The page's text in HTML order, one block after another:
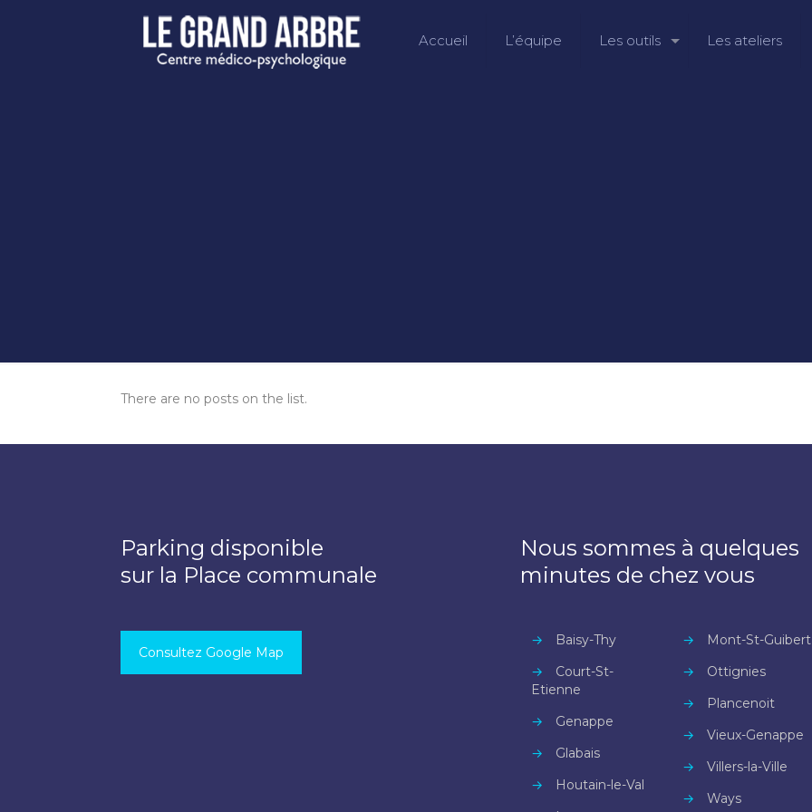
Accueil L’équipe Les outils Les ateliers
There are no posts on the list.
Parking disponible
sur la Place communale
Consultez Google Map
Nous sommes à quelques
minutes de chez vous
→
Baisy-Thy
→
Court-St-
Etienne
→
Genappe
→
Glabais
→
Houtain-le-Val
→
Mont-St-Guibert
→
Ottignies
→
Plancenoit
→
Vieux-Genappe
→
Villers-la-Ville
→
Ways